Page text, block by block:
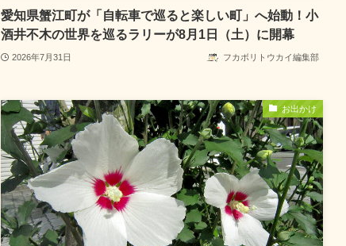
愛知県蟹江町が「自転車で巡ると楽しい町」へ始動！小
酒井不木の世界を巡るラリーが8月1日（土）に開幕
2026年7月31日 フカボリトウカイ編集部
お出かけ